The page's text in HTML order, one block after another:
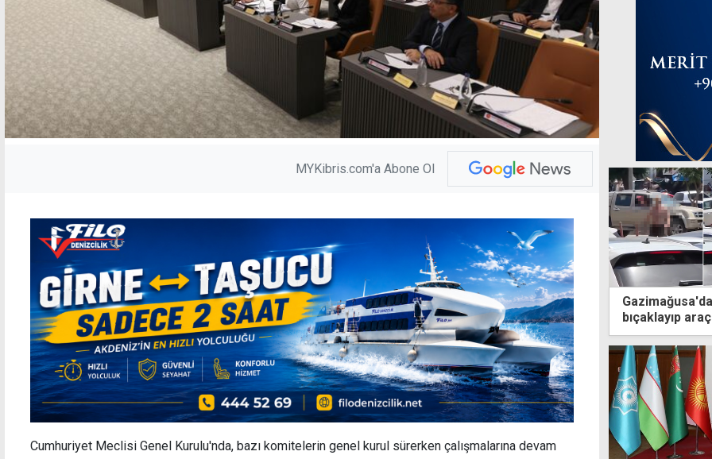
MYKibris.com'a Abone Ol
Cumhuriyet Meclisi Genel Kurulu'nda, bazı komitelerin genel kurul sürerken çalışmalarına devam
bıçaklayıp